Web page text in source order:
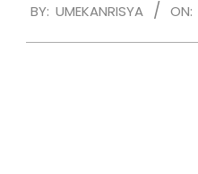
01-
BY: UMEKANRISYA ON: